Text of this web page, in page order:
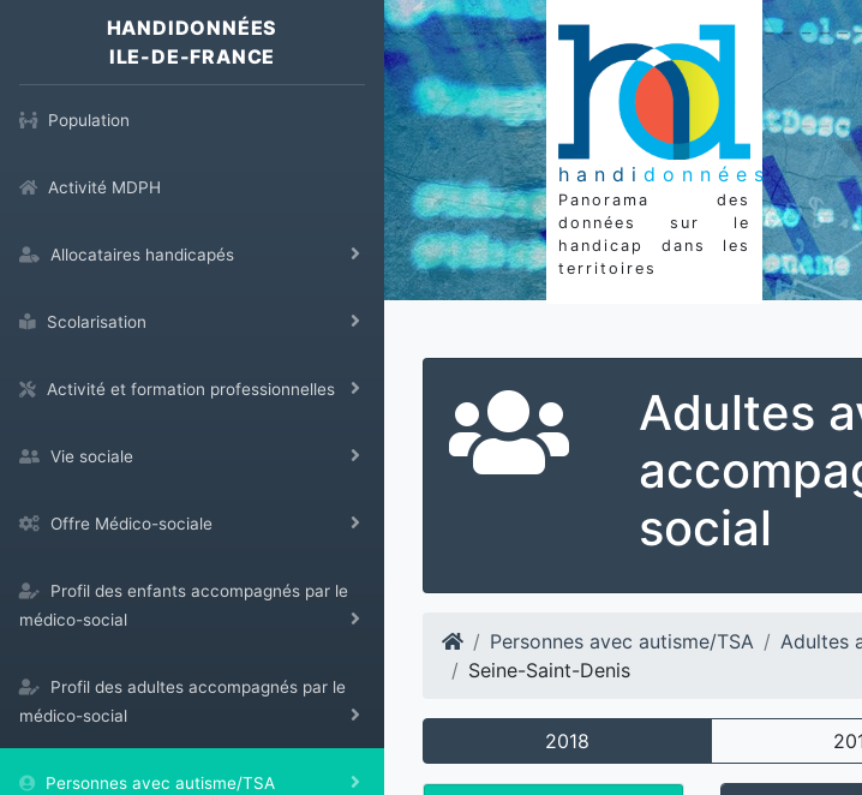
HANDIDONNÉES
ILE-DE-FRANCE
Population
Activité MDPH
Allocataires handicapés
Scolarisation
Activité et formation professionnelles
Vie sociale
Offre Médico-sociale
Profil des enfants accompagnés par le
médico-social
Profil des adultes accompagnés par le
médico-social
Personnes avec autisme/TSA
handi données
Panorama des
données sur le
handicap dans les
territoires
Adultes
social
Personnes avec autisme/TSA Adultes
Seine-Saint-Denis
2018